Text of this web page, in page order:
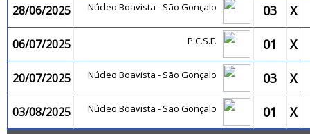
28/06/2025 Núcleo Boavista - São Gonçalo 03 X
06/07/2025 P.C.S.F. 01 X
20/07/2025 Núcleo Boavista - São Gonçalo 03 X
03/08/2025 Núcleo Boavista - São Gonçalo 01 X